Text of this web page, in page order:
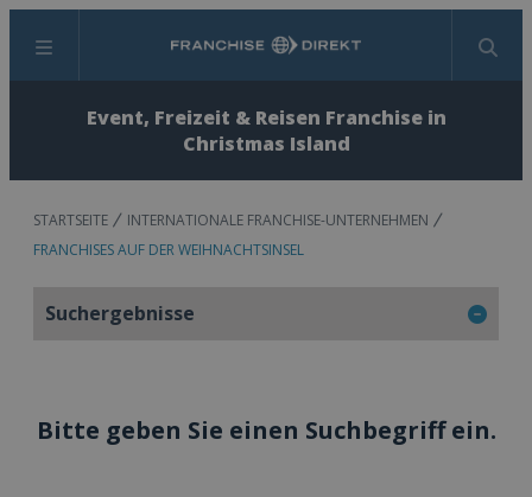
Menü Suchen
Event, Freizeit & Reisen Franchise in
Christmas Island
STARTSEITE
INTERNATIONALE FRANCHISE-UNTERNEHMEN
FRANCHISES AUF DER WEIHNACHTSINSEL
Suchergebnisse
Bitte geben Sie einen Suchbegriff ein.